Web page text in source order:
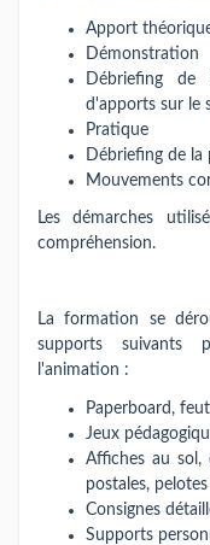
Apport
Démonstration
Débriefing de
d'apports sur le
Pratique
Débriefing de
Mouvements
Les démarches
compréhension.
La formation se
supports suivants
l'animation :
Paperboard,
Jeux
Affiches au sol,
postales,
Consignes
Supports